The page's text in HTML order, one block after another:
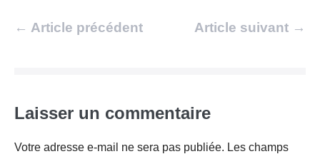
Navigation
← Article précédent Article suivant →
Laisser un commentaire
Votre adresse e-mail ne sera pas publiée. Les champs